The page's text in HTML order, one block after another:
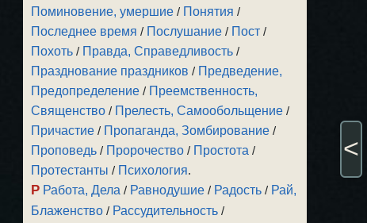
Поминовение, умершие / Понятия /
Последнее время / Послушание / Пост /
Похоть / Правда, Справедливость /
Празднование праздников / Предведение,
Предопределение / Преемственность,
Священство / Прелесть, Самообольщение /
Причастие / Пропаганда, Зомбирование /
Проповедь / Пророчество / Простота /
Протестанты / Психология.
Р Работа, Дела / Равнодушие / Радость / Рай,
Блаженство / Рассудительность /
<